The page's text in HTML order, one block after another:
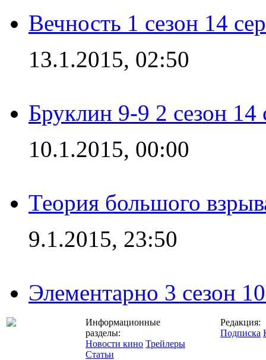
Вечность 1 сезон 14
13.1.2015, 02:50
Бруклин 9-9 2 сезон 14
10.1.2015, 00:00
Теория большого
9.1.2015, 23:50
Элементарно 3 сезон
Информационные
разделы:
Новости кино Трейлеры
Статьи
Редакция:
Подписка